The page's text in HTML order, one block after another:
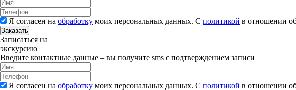
Я согласен на обработку моих персональных данных. С политикой в отношении
Заказать
Записаться на
экскурсию
Введите контактные данные – вы получите sms с подтверждением записи
Я согласен на обработку моих персональных данных. С политикой в отношении